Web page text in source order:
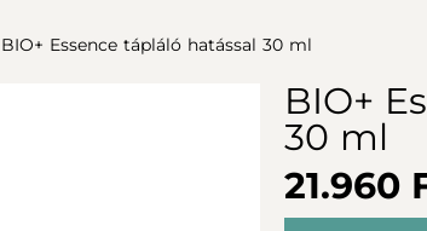
BIO+ Essence tápláló hatással 30 ml
BIO+
30 ml
21.960